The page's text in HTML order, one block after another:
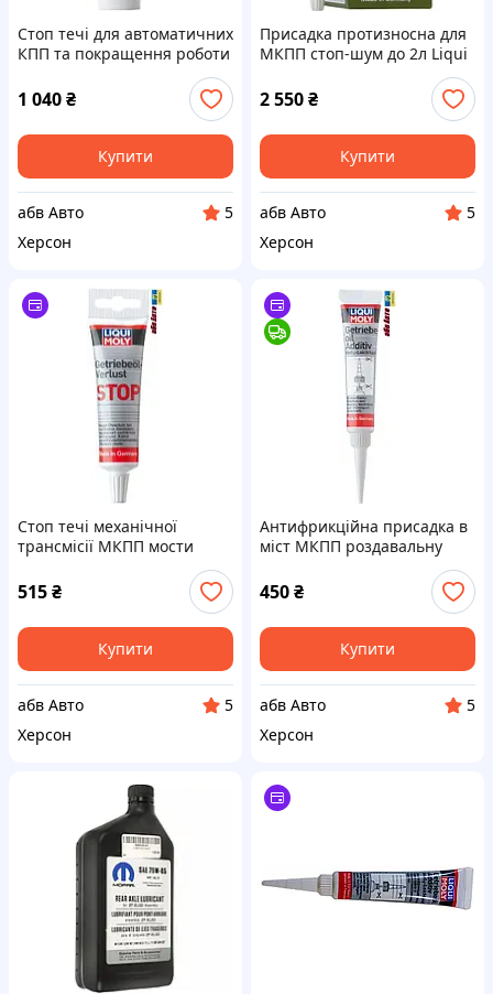
Стоп течі для автоматичних
КПП та покращення роботи
на 8л Liqui Moly ATF Additiv
250мл 5135
1 040₴
Купити
абв Авто
5
Херсон
Присадка протизносна для
МКПП стоп-шум до 2л Liqui
Moly GearProtect 80мл 1007
2 550₴
Купити
абв Авто
5
Херсон
Стоп течі механічної
трансмісії МКПП мости
роздатки на 1-2л олії Liqui
Moly Getriebeoil Verlust Stop
50мл 1042
515₴
Купити
абв Авто
5
Херсон
Антифрикційна присадка в
міст МКПП роздавальну
Стоп Шум на 1л Liqui Moly
Getriebeoil Additiv 20мл
1040
450₴
Купити
абв Авто
5
Херсон